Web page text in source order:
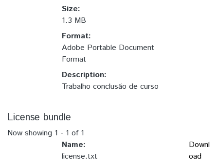
Size:
1.3 MB
Format:
Adobe Portable Document
Format
Description:
Trabalho conclusão de curso
License bundle
Now showing 1 - 1 of 1
Name:
license.txt
Downl
oad